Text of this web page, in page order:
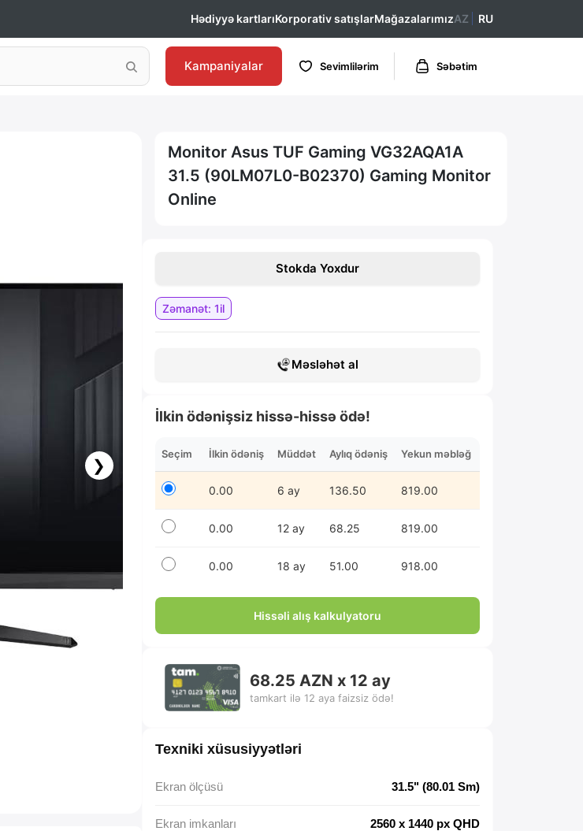
Hədiyyə kartlarıKorporativ satışlarMağazalarımızAZ RU
Kampaniyalar Sevimlilərim Səbətim
❯
Monitor Asus TUF Gaming VG32AQA1A
31.5 (90LM07L0-B02370) Gaming Monitor
Online
Stokda Yoxdur
Zəmanət: 1il
Məsləhət al
İlkin ödənişsiz hissə-hissə ödə!
Seçim İlkin ödəniş Müddət Aylıq ödəniş Yekun məbləğ
0.00 6 ay 136.50 819.00
0.00 12 ay 68.25 819.00
0.00 18 ay 51.00 918.00
Hissəli alış kalkulyatoru
68.25 AZN x 12 ay
tamkart ilə 12 aya faizsiz ödə!
Texniki xüsusiyyətləri
Ekran ölçüsü 31.5" (80.01 Sm)
Ekran imkanları 2560 x 1440 px QHD